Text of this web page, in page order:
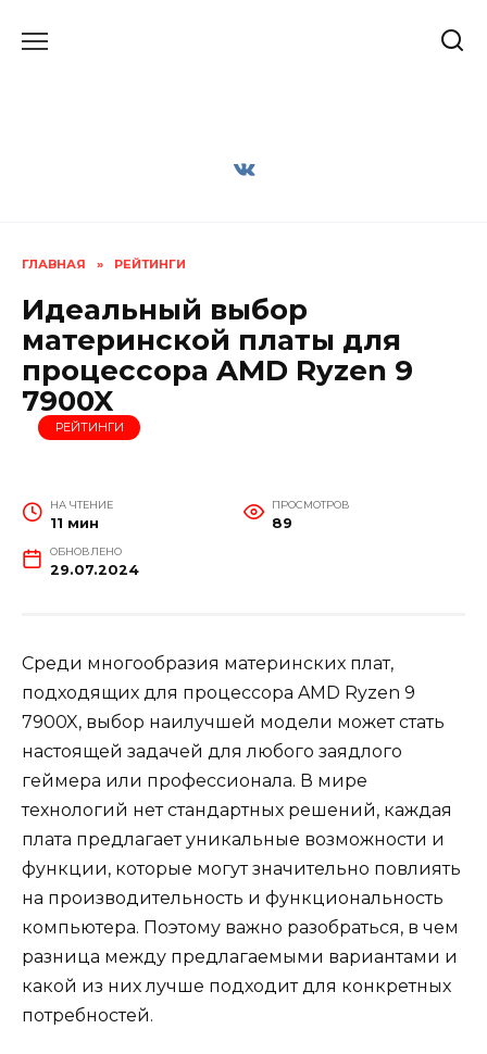
ГЛАВНАЯ » РЕЙТИНГИ
Идеальный выбор
материнской платы для
процессора AMD Ryzen 9
7900X
РЕЙТИНГИ
НА ЧТЕНИЕ
11 мин
ПРОСМОТРОВ
89
ОБНОВЛЕНО
29.07.2024
Среди многообразия материнских плат,
подходящих для процессора AMD Ryzen 9
7900X, выбор наилучшей модели может стать
настоящей задачей для любого заядлого
геймера или профессионала. В мире
технологий нет стандартных решений, каждая
плата предлагает уникальные возможности и
функции, которые могут значительно повлиять
на производительность и функциональность
компьютера. Поэтому важно разобраться, в чем
разница между предлагаемыми вариантами и
какой из них лучше подходит для конкретных
потребностей.